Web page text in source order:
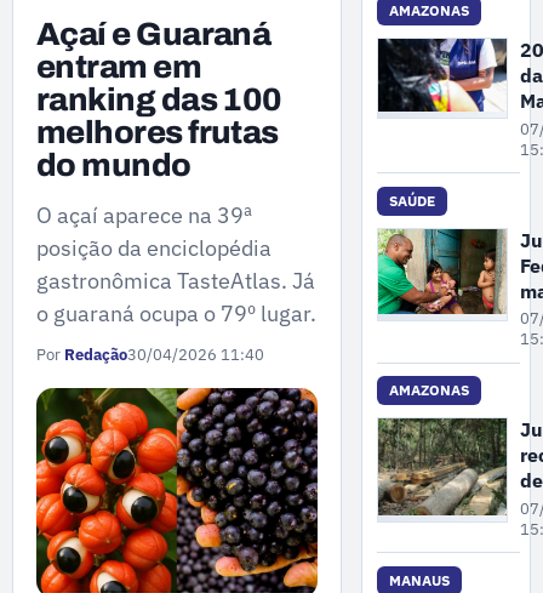
Açaí e Guaraná
entram em
ranking das 100
melhores frutas
do mundo
O açaí aparece na 39ª
posição da enciclopédia
gastronômica TasteAtlas. Já
o guaraná ocupa o 79º lugar.
Por Redação30/04/2026 11:40
AMAZONAS
de
SAÚDE
à
AMAZONAS
MANAUS